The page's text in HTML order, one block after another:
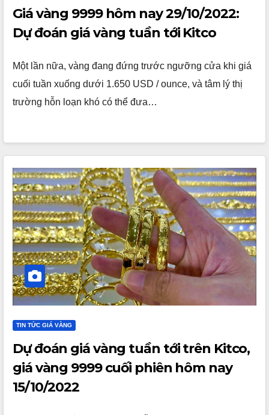
Giá vàng 9999 hôm nay 29/10/2022:
Dự đoán giá vàng tuần tới Kitco
Một lần nữa, vàng đang đứng trước ngưỡng cửa khi giá
cuối tuần xuống dưới 1.650 USD / ounce, và tâm lý thị
trường hỗn loạn khó có thể đưa…
TIN TỨC GIÁ VÀNG
Dự đoán giá vàng tuần tới trên Kitco,
giá vàng 9999 cuối phiên hôm nay
15/10/2022